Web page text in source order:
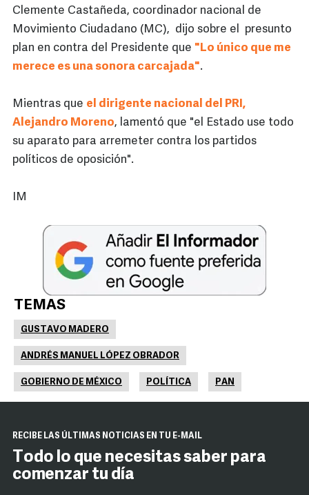
Clemente Castañeda, coordinador nacional de
Movimiento Ciudadano (MC), dijo sobre el presunto
plan en contra del Presidente que "Lo único que me
merece es una sonora carcajada".
Mientras que el dirigente nacional del PRI,
Alejandro Moreno, lamentó que "el Estado use todo
su aparato para arremeter contra los partidos
políticos de oposición".
IM
TEMAS
GUSTAVO MADERO
ANDRÉS MANUEL LÓPEZ OBRADOR
GOBIERNO DE MÉXICO POLÍTICA PAN
RECIBE LAS ÚLTIMAS NOTICIAS EN TU E-MAIL
Todo lo que necesitas saber para
comenzar tu día